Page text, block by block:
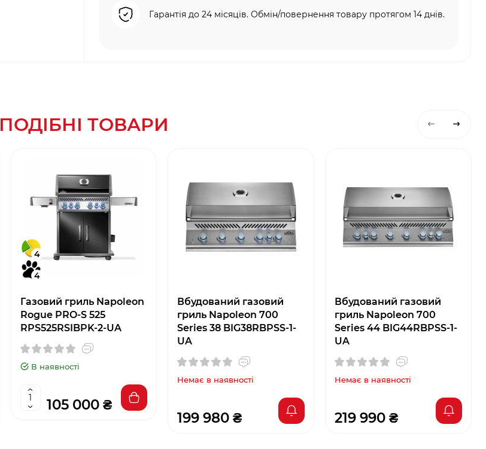
Гарантія до 24 місяців. Обмін/повернення товару протягом 14 днів.
ПОДІБНІ ТОВАРИ
4
4
Газовий гриль Napoleon
Rogue PRO-S 525
RPS525RSIBPK-2-UA
В наявності
105 000 ₴
Вбудований газовий
гриль Napoleon 700
Series 38 BIG38RBPSS-1-
UA
Немає в наявності
199 980 ₴
Вбудований газовий
гриль Napoleon 700
Series 44 BIG44RBPSS-1-
UA
Немає в наявності
219 990 ₴